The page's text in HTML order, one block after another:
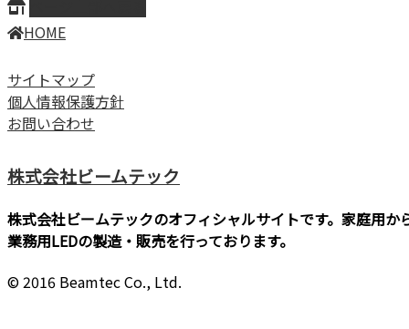
HOME
サイトマップ
個人情報保護方針
お問い合わせ
株式会社ビームテック
株式会社ビームテックのオフィシャルサイトです。家庭用か
業務用LEDの製造・販売を行っております。
© 2016 Beamtec Co., Ltd.